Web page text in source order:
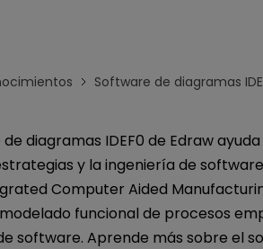
Software de diagramas
diagramas IDEF0 de Edraw
y la ingeniería de
Computer Aided
funcional de procesos
software. Aprende más sobre el